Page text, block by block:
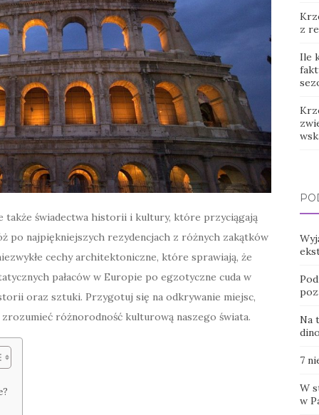
także świadectwa historii i kultury, które przyciągają
po najpiękniejszych rezydencjach z różnych zakątków
cechy architektoniczne, które sprawiają, że
pałaców w Europie po egzotyczne cuda w
oraz sztuki. Przygotuj się na odkrywanie miejsc,
różnorodność kulturową naszego świata.
z
Ile
Na
7
W
w